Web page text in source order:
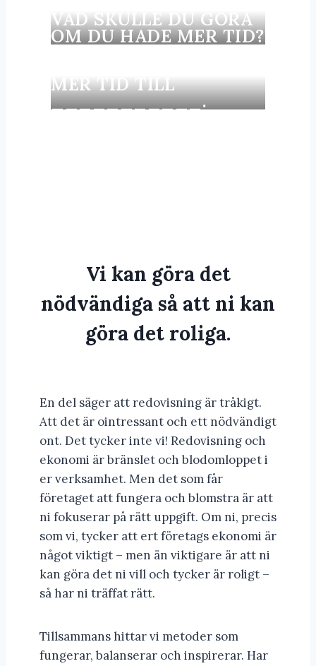
VAD SKULLE DU GÖRA
OM DU HADE MER TID?
MER TID TILL
___________.
Vi kan göra det
nödvändiga så att ni kan
göra det roliga.
En del säger att redovisning är tråkigt.
Att det är ointressant och ett nödvändigt
ont. Det tycker inte vi! Redovisning och
ekonomi är bränslet och blodomloppet i
er verksamhet. Men det som får
företaget att fungera och blomstra är att
ni fokuserar på rätt uppgift. Om ni, precis
som vi, tycker att ert företags ekonomi är
något viktigt – men än viktigare är att ni
kan göra det ni vill och tycker är roligt –
så har ni träffat rätt.
Tillsammans hittar vi metoder som
fungerar, balanserar och inspirerar. Har